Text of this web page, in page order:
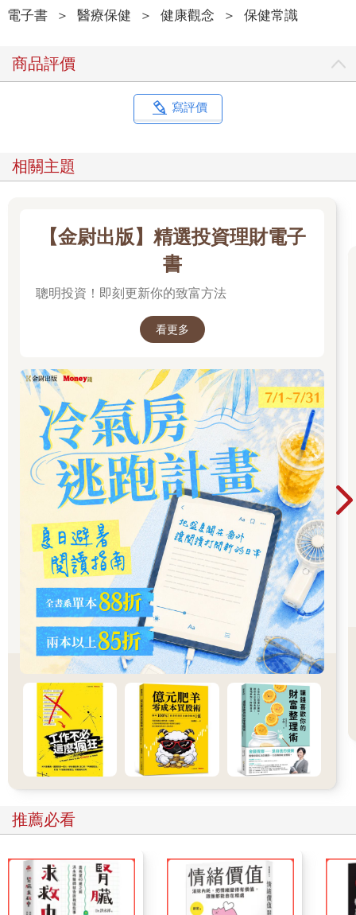
果我們把運動簡單分為耐力訓練（endurance training）和阻力訓
練（resistance training），前者可以提高粒線體的整體產能（學
術上嚴謹的說法是氧化能力〔oxidative capacity〕或呼吸能力
〔respiratory capacity〕），後者會提高肌肉量或肌力。
氧氣進入細胞，供粒線體產生34個ATP。不過，運動強度越高，
急，這就是俗稱的無氧運動（anaerobic exercise），例如彈跳、
百米短跑、高強度間歇訓練（HIIT）、tabata間歇訓練等等。
我曾在大學時參加1,500米賽跑，選手們都知道要配速，沒有一個
人可以一口氣衝到底，但如果是百米短跑的話，幾乎每個健康的
人都可以憋氣跑完。所以，能不能憋氣做完這個運動，也可以作
1） 到相當激烈的第五區（zone 5），甚至還有第六、七區。最
近在歐美和台灣運動界非常流行第二區訓練（zone 2 training），
號稱是提高粒線體功能的最佳運動，所以大家趨之若鶩，連專業
運動員都將80%的時間花在這種低耗能運動，其中機制究竟為
有一種很籠統的說法是「高強度的運動可以增加粒線體數目，而
低強度的運動可以提高粒線體的效能」，我覺得雖然實際情況沒
那麼武斷，但的確是有這種傾向。所謂第一區運動就是一般的日
常活動，因為太輕鬆了，對粒線體效益不大，而第二區訓練，比
方健走、慢跑、騎自行車、騎飛輪，或是打桌球、打排球，速度
不要太快，運動的強度不要太大，剛好可以充分運作粒線體的有
氧呼吸，卻又不會啟動無氧呼吸，這時候就不會產生乳酸，也就
是它受歡迎的原因。
如果持續在這種不會產生乳酸的狀態下運動，就能訓練全身的粒
線體，提高產能，身體因而更健康，運動員的表現也會更好。研
究證實，想要健康長壽，高強度運動和低強度運動的分配量，最
佳的是比例是20：80，也就是説，不要小看低強度運動，必須有
久下來對健康不利，因為過度運動會誘導細胞凋亡。
進行第二區訓練時，應該要可以輕鬆聊天
在學術上，我們用乳酸堆積量（lactate accumulation），以及最
大耗氧量（VO2 max）來判斷一個人從事的訓練是在哪一個區，
但這方法對一般人來說很不實用。比較簡便的方法就是憑感覺：
果正在講電話，對方可能知道你在運動，但你們的對話可以非常
流暢，如果你不能講完每句話，表示運動強度太高了。
另外，也可用心跳來判斷大家正在做的運動屬於哪一區，例如第
二區就是將心跳控制在最大心跳的60～70%，第五區則控制在90
～100％。每個區間的心跳目前有許多版本，我採用的是莎莉·愛
德華茲（Sally Edwards）所提出的。所謂最大心跳（maximum
電子書 ＞ 醫療保健 ＞ 健康觀念 ＞ 保健常識
商品評價
寫評價
相關主題
【金尉出版】精選投資理財電子
書
聰明投資！即刻更新你的致富方法
看更多
推薦必看